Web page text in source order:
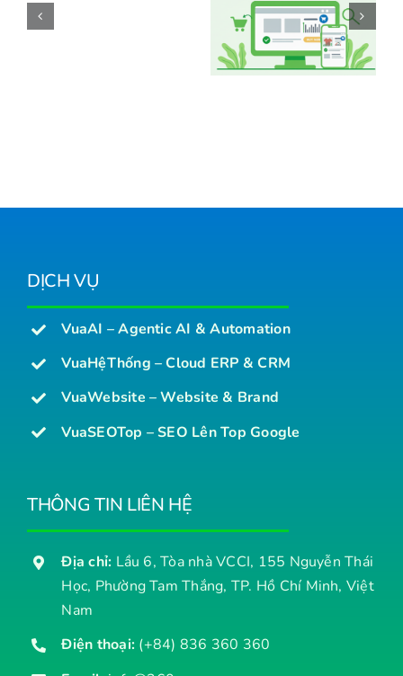
lịch nghỉ Tết
2026 360
CORP
THÔNG TIN LIÊN HỆ
Địa chỉ: Lầu 6, Tòa nhà VCCI, 155 Nguyễn Thái
Học, Phường Tam Thắng, TP. Hồ Chí Minh, Việt
Nam
Điện thoại: (+84) 836 360 360
DỊCH VỤ
VuaAI – Agentic AI & Automation
VuaHệThống – Cloud ERP & CRM
VuaWebsite – Website & Brand
VuaSEOTop – SEO Lên Top Google